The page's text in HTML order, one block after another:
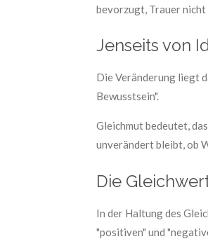
bevorzugt, Trauer
Jenseits von
Die Veränderung liegt
Bewusstsein".
Gleichmut bedeutet,
unverändert bleibt, ob
Die
In der Haltung des
"positiven" und